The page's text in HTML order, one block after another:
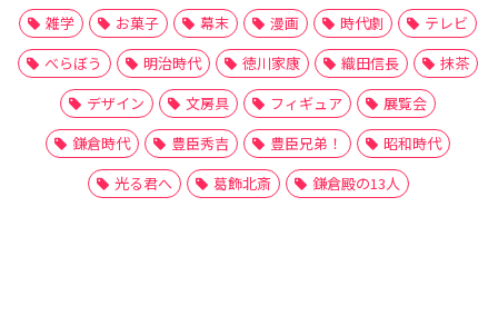
雑学
お菓子 幕末 漫画 時代劇
テレビ
べらぼう
明治時代 徳川家康 織田信長
抹茶
デザイン
文房具 フィギュア
展覧会
鎌倉時代
豊臣秀吉 豊臣兄弟！
昭和時代
光る君へ
葛飾北斎 鎌倉殿の13人